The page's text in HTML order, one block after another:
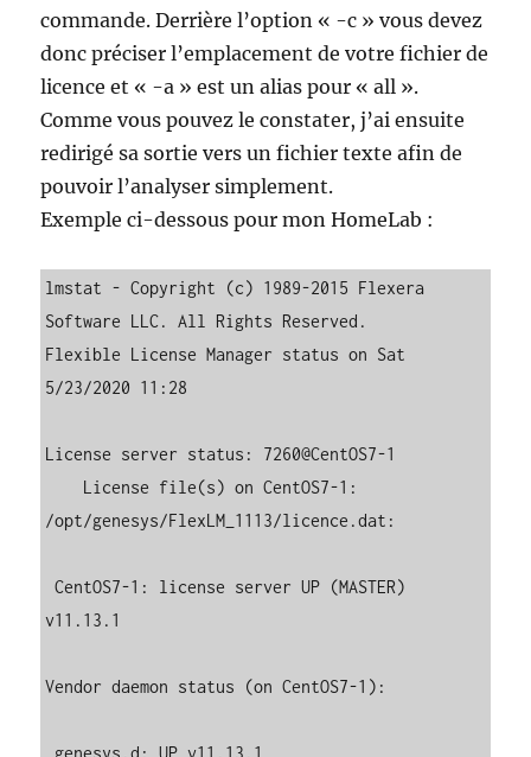
commande. Derrière l’option « -c » vous devez
donc préciser l’emplacement de votre fichier de
licence et « -a » est un alias pour « all ».
Comme vous pouvez le constater, j’ai ensuite
redirigé sa sortie vers un fichier texte afin de
pouvoir l’analyser simplement.
Exemple ci-dessous pour mon HomeLab :
lmstat - Copyright (c) 1989-2015 Flexera
Software LLC. All Rights Reserved.
Flexible License Manager status on Sat
5/23/2020 11:28
License server status: 7260@CentOS7-1
/opt/genesys/FlexLM_1113/licence.dat:
CentOS7-1: license server UP (MASTER)
v11.13.1
Vendor daemon status (on CentOS7-1):